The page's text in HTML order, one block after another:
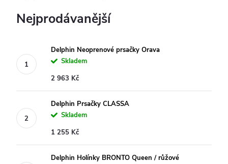
Nejprodávanější
Delphin Neoprenové prsačky Orava
Skladem
2 963 Kč
Delphin Prsačky CLASSA
Skladem
1 255 Kč
Delphin Holínky BRONTO Queen / růžové